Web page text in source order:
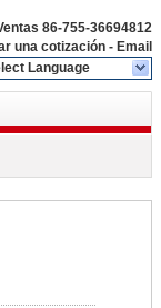
86-755-36694812
una cotización - Email
Language